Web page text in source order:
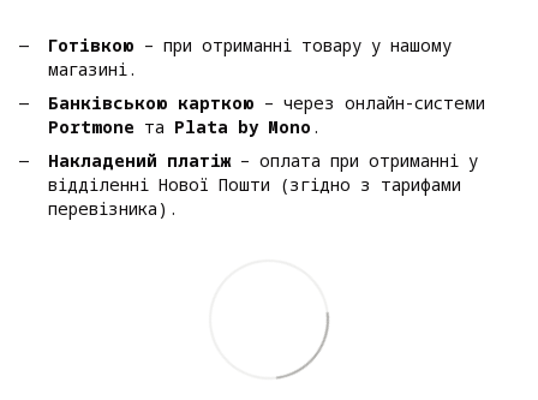
Готівкою – при отриманні товару у нашому
магазині.
Банківською карткою – через онлайн-системи
Portmone та Plata by Mono .
Накладений платіж– оплата при отриманні у
відділенні Нової Пошти (згідно з тарифами
перевізника).